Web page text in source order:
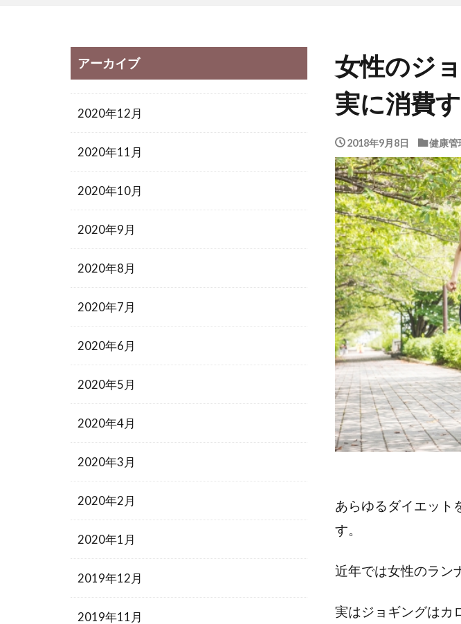
女性のジ
実に消費
2018年9月8日 健康管
あらゆるダイエット
す。
近年では女性のラン
実はジョギングはカ
アーカイブ
2020年12月
2020年11月
2020年10月
2020年9月
2020年8月
2020年7月
2020年6月
2020年5月
2020年4月
2020年3月
2020年2月
2020年1月
2019年12月
2019年11月